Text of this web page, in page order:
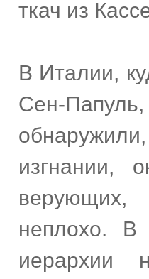
ткач из
В Италии,
Сен-
изгнании,
верующих,
неплохо. В
иерархии